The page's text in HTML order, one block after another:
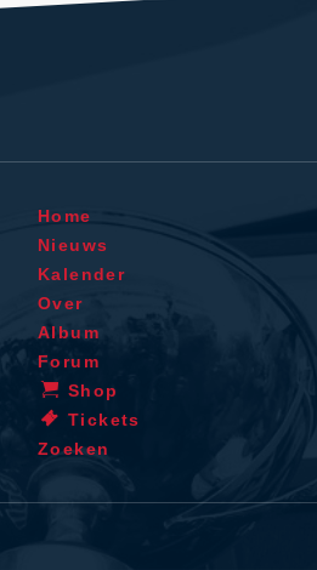
Home
Nieuws
Kalender
Over
Album
Forum
Shop
Tickets
Zoeken